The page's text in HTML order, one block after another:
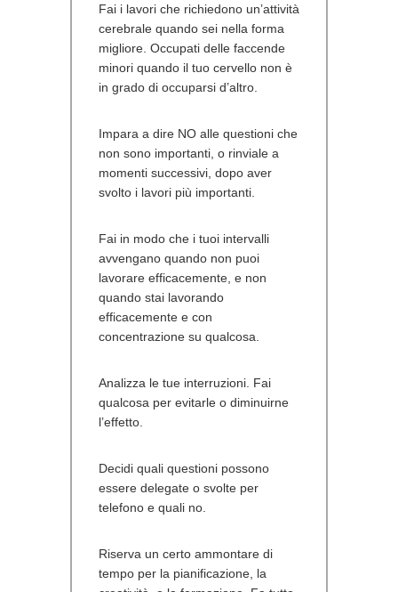
Fai i lavori che richiedono un’attività
cerebrale quando sei nella forma
migliore. Occupati delle faccende
minori quando il tuo cervello non è
in grado di occuparsi d’altro.
Impara a dire NO alle questioni che
non sono importanti, o rinviale a
momenti successivi, dopo aver
svolto i lavori più importanti.
Fai in modo che i tuoi intervalli
avvengano quando non puoi
lavorare efficacemente, e non
quando stai lavorando
efficacemente e con
concentrazione su qualcosa.
Analizza le tue interruzioni. Fai
qualcosa per evitarle o diminuirne
l’effetto.
Decidi quali questioni possono
essere delegate o svolte per
telefono e quali no.
Riserva un certo ammontare di
tempo per la pianificazione, la